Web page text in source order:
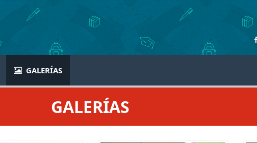
GALERÍAS
GALERÍAS